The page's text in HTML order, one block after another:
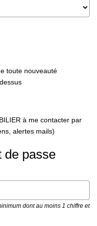
toute nouveauté
à me contacter par
alertes mails)
de passe
dont au moins 1 chiffre et